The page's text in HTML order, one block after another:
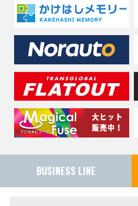
BUSINESS LINE